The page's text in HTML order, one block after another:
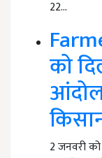
22…
को
2 जनवरी